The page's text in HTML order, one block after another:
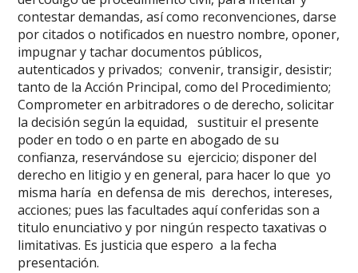
contestar demandas, así como reconvenciones, darse
por citados o notificados en nuestro nombre, oponer,
impugnar y tachar documentos públicos,
autenticados y privados; convenir, transigir, desistir;
tanto de la Acción Principal, como del Procedimiento;
Comprometer en arbitradores o de derecho, solicitar
la decisión según la equidad, sustituir el presente
poder en todo o en parte en abogado de su
confianza, reservándose su ejercicio; disponer del
derecho en litigio y en general, para hacer lo que yo
misma haría en defensa de mis derechos, intereses,
acciones; pues las facultades aquí conferidas son a
titulo enunciativo y por ningún respecto taxativas o
limitativas. Es justicia que espero a la fecha
presentación.